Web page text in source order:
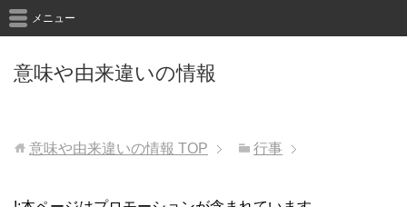
意味や由来違いの情報
メニュー
意味や由来違いの情報 TOP 行事